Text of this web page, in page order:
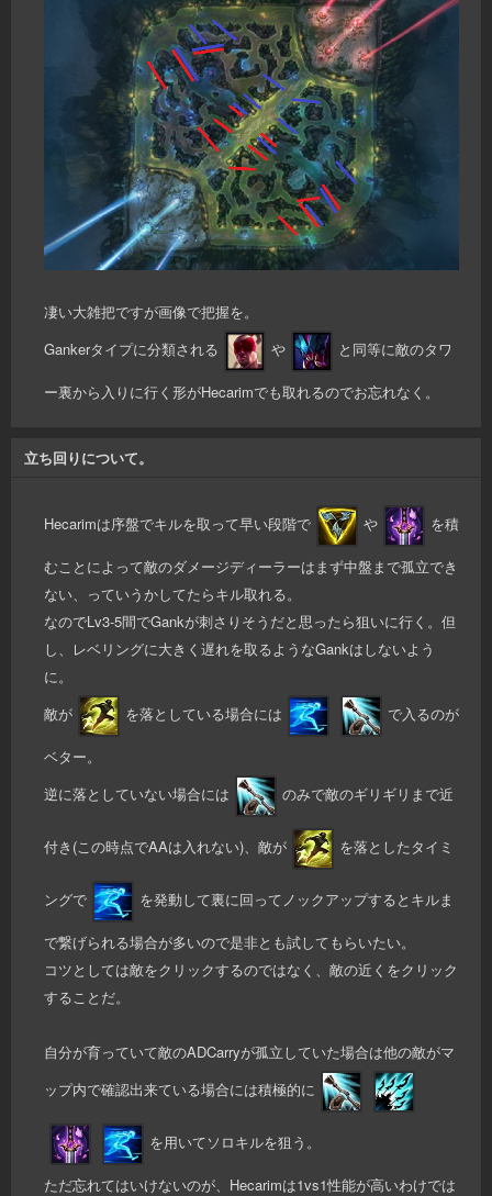
凄い大雑把ですが画像で把握を。
Gankerタイプに分類される
や と同等に敵のタワ
ー裏から入りに行く形がHecarimでも取れるのでお忘れなく。
立ち回りについて。
Hecarimは序盤でキルを取って早い段階で や を積
むことによって敵のダメージディーラーはまず中盤まで孤立でき
ない、っていうかしてたらキル取れる。
なのでLv3-5間でGankが刺さりそうだと思ったら狙いに行く。但
し、レベリングに大きく遅れを取るようなGankはしないよう
に。
敵が
を落としている場合には で入るのが
ベター。
逆に落としていない場合には
のみで敵のギリギリまで近
付き(この時点でAAは入れない)、敵が を落としたタイミ
ングで を発動して裏に回ってノックアップするとキルま
で繋げられる場合が多いので是非とも試してもらいたい。
コツとしては敵をクリックするのではなく、敵の近くをクリック
することだ。
自分が育っていて敵のADCarryが孤立していた場合は他の敵がマ
ップ内で確認出来ている場合には積極的に
を用いてソロキルを狙う。
ただ忘れてはいけないのが、Hecarimは1vs1性能が高いわけでは